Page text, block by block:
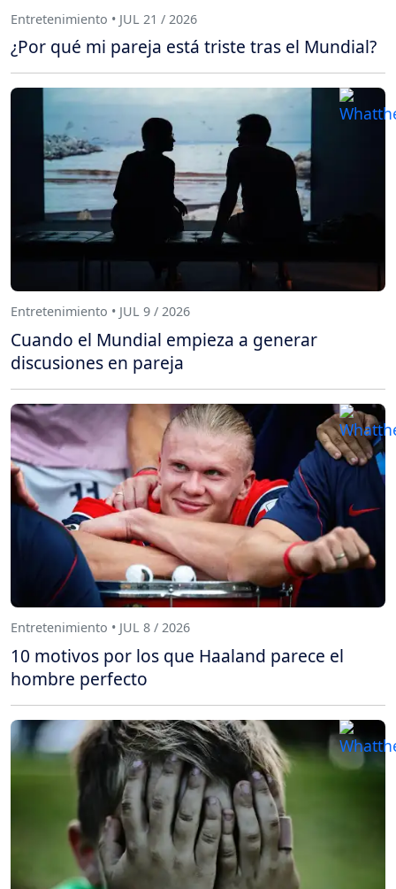
Entretenimiento • JUL 21 / 2026
¿Por qué mi pareja está triste tras el Mundial?
Entretenimiento • JUL 9 / 2026
Cuando el Mundial empieza a generar
discusiones en pareja
Entretenimiento • JUL 8 / 2026
10 motivos por los que Haaland parece el
hombre perfecto